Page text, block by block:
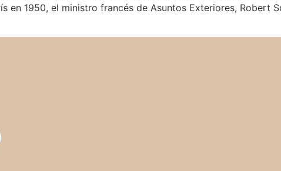
en 1950, el ministro francés de Asuntos Exteriores, Robert